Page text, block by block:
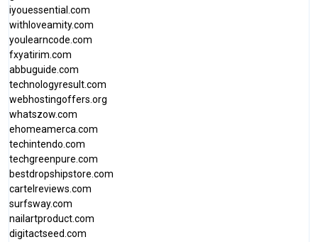
iyouessential.com
withloveamity.com
youlearncode.com
fxyatirim.com
abbuguide.com
technologyresult.com
webhostingoffers.org
whatszow.com
ehomeamerca.com
techintendo.com
techgreenpure.com
bestdropshipstore.com
cartelreviews.com
surfsway.com
nailartproduct.com
digitactseed.com